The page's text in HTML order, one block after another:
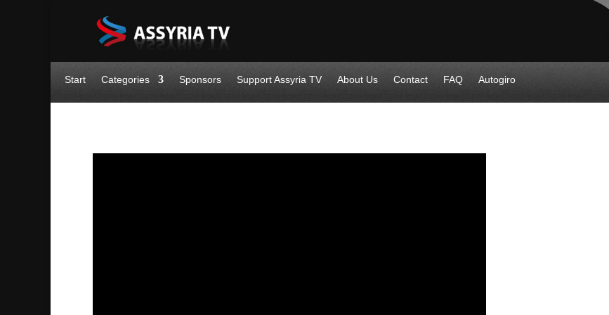
Start Categories Sponsors Support Assyria TV About Us Contact FAQ Autogiro